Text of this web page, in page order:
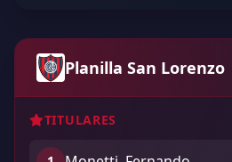
Planilla San Lorenzo
TITULARES